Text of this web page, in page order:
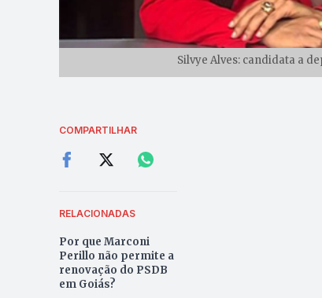
Silvye Alves: candidata a
COMPARTILHAR
RELACIONADAS
Por que Marconi
Perillo não permite a
renovação do PSDB
em Goiás?